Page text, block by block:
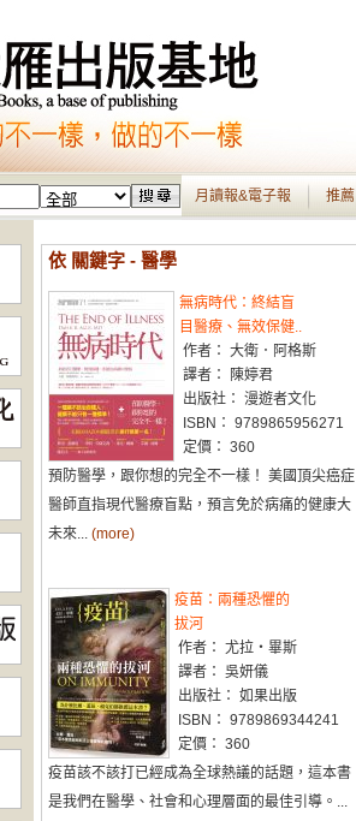
月讀報&電子報 推
依 關鍵字 - 醫學
無病時代：終結盲
目醫療、無效保健..
作者： 大衛．阿格斯
譯者： 陳婷君
出版社： 漫遊者文化
ISBN： 9789865956271
定價： 360
預防醫學，跟你想的完全不一樣！ 美國頂尖癌症
醫師直指現代醫療盲點，預言免於病痛的健康大
未來... (more)
疫苗：兩種恐懼的
拔河
作者： 尤拉・畢斯
譯者： 吳妍儀
出版社： 如果出版
ISBN： 9789869344241
定價： 360
疫苗該不該打已經成為全球熱議的話題，這本書
是我們在醫學、社會和心理層面的最佳引導。...